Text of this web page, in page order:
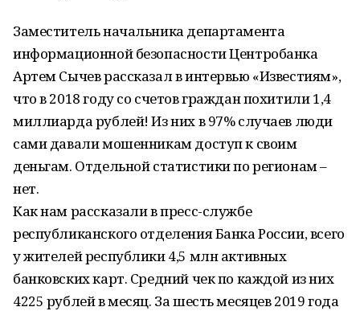
Заместитель начальника департамента
информационной безопасности Центробанка
Артем Сычев рассказал в интервью «Известиям»,
что в 2018 году со счетов граждан похитили 1,4
миллиарда рублей! Из них в 97% случаев люди
сами давали мошенникам доступ к своим
деньгам. Отдельной статистики по регионам –
нет.
Как нам рассказали в пресс-службе
республиканского отделения Банка России, всего
у жителей республики 4,5 млн активных
банковских карт. Средний чек по каждой из них
4225 рублей в месяц. За шесть месяцев 2019 года